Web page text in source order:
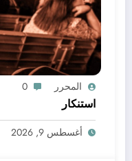
المحرر 0
استنكار
أغسطس 9, 2026